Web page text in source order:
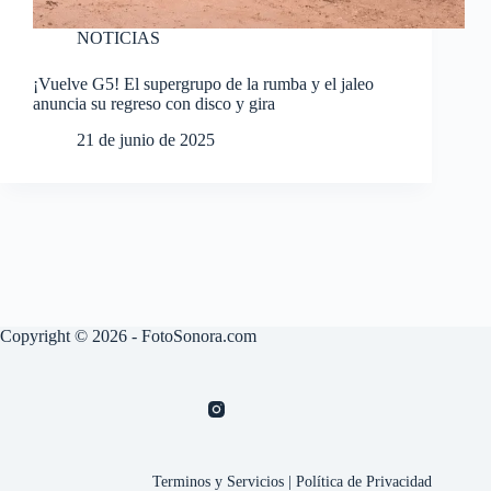
NOTICIAS
¡Vuelve G5! El supergrupo de la rumba y el jaleo
anuncia su regreso con disco y gira
21 de junio de 2025
Copyright © 2026 - FotoSonora.com
Terminos y Servicios |Política de Privacidad